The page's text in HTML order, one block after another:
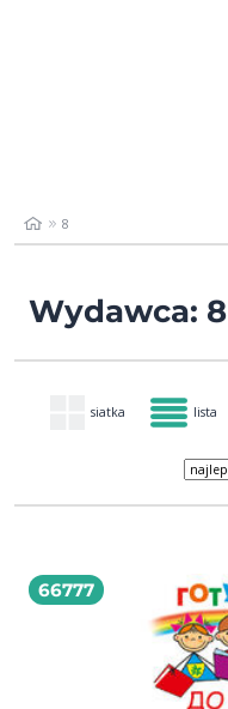
8
Wydawca: 8
siatka lista
66777